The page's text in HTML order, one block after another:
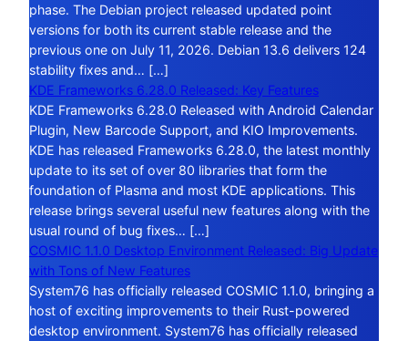
phase. The Debian project released updated point
versions for both its current stable release and the
previous one on July 11, 2026. Debian 13.6 delivers 124
stability fixes and… […]
KDE Frameworks 6.28.0 Released: Key Features
KDE Frameworks 6.28.0 Released with Android Calendar
Plugin, New Barcode Support, and KIO Improvements.
KDE has released Frameworks 6.28.0, the latest monthly
update to its set of over 80 libraries that form the
foundation of Plasma and most KDE applications. This
release brings several useful new features along with the
usual round of bug fixes… […]
COSMIC 1.1.0 Desktop Environment Released: Big Update
with Tons of New Features
System76 has officially released COSMIC 1.1.0, bringing a
host of exciting improvements to their Rust-powered
desktop environment. System76 has officially released